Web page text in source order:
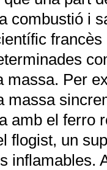
combustió i
massa. Per
amb el ferro
flogist, un
inflamables.